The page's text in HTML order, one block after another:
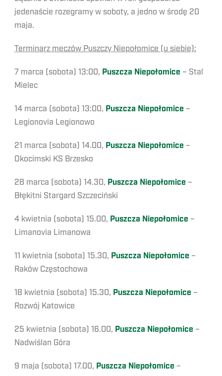
jedenaście rozegramy w soboty, a jedno w środę 20
maja.
Terminarz meczów Puszczy Niepołomice (u siebie):
7 marca (sobota) 13:00, Puszcza Niepołomice – Stal
Mielec
14 marca (sobota) 13:00, Puszcza Niepołomice –
Legionovia Legionowo
21 marca (sobota) 14.00, Puszcza Niepołomice –
Okocimski KS Brzesko
28 marca (sobota) 14.30, Puszcza Niepołomice –
Błękitni Stargard Szczeciński
4 kwietnia (sobota) 15.00, Puszcza Niepołomice –
Limanovia Limanowa
11 kwietnia (sobota) 15.30, Puszcza Niepołomice –
Raków Częstochowa
18 kwietnia (sobota) 15.30, Puszcza Niepołomice –
Rozwój Katowice
25 kwietnia (sobota) 16.00, Puszcza Niepołomice –
Nadwiślan Góra
9 maja (sobota) 17.00, Puszcza Niepołomice –